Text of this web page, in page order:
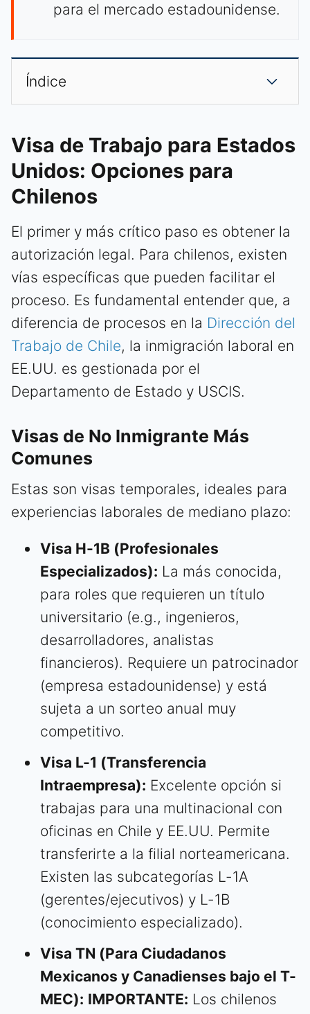
para el mercado estadounidense.
Índice
Visa de Trabajo para Estados
Unidos: Opciones para
Chilenos
El primer y más crítico paso es obtener la
autorización legal. Para chilenos, existen
vías específicas que pueden facilitar el
proceso. Es fundamental entender que, a
diferencia de procesos en la Dirección del
Trabajo de Chile, la inmigración laboral en
EE.UU. es gestionada por el
Departamento de Estado y USCIS.
Visas de No Inmigrante Más
Comunes
Estas son visas temporales, ideales para
experiencias laborales de mediano plazo:
Visa H-1B (Profesionales
Especializados): La más conocida,
para roles que requieren un título
universitario (e.g., ingenieros,
desarrolladores, analistas
financieros). Requiere un patrocinador
(empresa estadounidense) y está
sujeta a un sorteo anual muy
competitivo.
Visa L-1 (Transferencia
Intraempresa): Excelente opción si
trabajas para una multinacional con
oficinas en Chile y EE.UU. Permite
transferirte a la filial norteamericana.
Existen las subcategorías L-1A
(gerentes/ejecutivos) y L-1B
(conocimiento especializado).
Visa TN (Para Ciudadanos
Mexicanos y Canadienses bajo el T-
MEC): IMPORTANTE: Los chilenos